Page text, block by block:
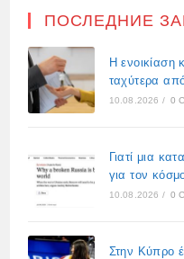
ПОСЛЕДНИЕ
Η ενοικίαση
ταχύτερα από
10.08.2026 / 0
Γιατί μια
για τον
10.08.2026 / 0
Στην Κύπρο